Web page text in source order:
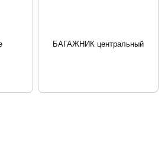
БАГАЖНИК центральный